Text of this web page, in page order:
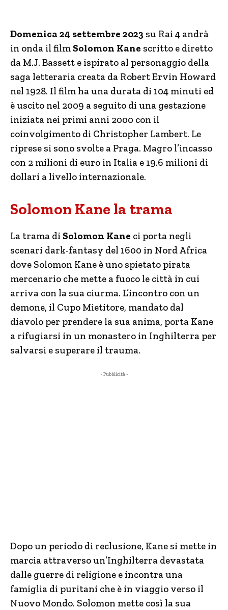
Domenica 24 settembre 2023 su Rai 4 andrà
in onda il film Solomon Kane scritto e diretto
da M.J. Bassett e ispirato al personaggio della
saga letteraria creata da Robert Ervin Howard
nel 1928. Il film ha una durata di 104 minuti ed
è uscito nel 2009 a seguito di una gestazione
iniziata nei primi anni 2000 con il
coinvolgimento di Christopher Lambert. Le
riprese si sono svolte a Praga. Magro l’incasso
con 2 milioni di euro in Italia e 19.6 milioni di
dollari a livello internazionale.
Solomon Kane la trama
La trama di Solomon Kane ci porta negli
scenari dark-fantasy del 1600 in Nord Africa
dove Solomon Kane è uno spietato pirata
mercenario che mette a fuoco le città in cui
arriva con la sua ciurma. L’incontro con un
demone, il Cupo Mietitore, mandato dal
diavolo per prendere la sua anima, porta Kane
a rifugiarsi in un monastero in Inghilterra per
salvarsi e superare il trauma.
- Pubblicità -
Dopo un periodo di reclusione, Kane si mette in
marcia attraverso un’Inghilterra devastata
dalle guerre di religione e incontra una
famiglia di puritani che è in viaggio verso il
Nuovo Mondo. Solomon mette così la sua